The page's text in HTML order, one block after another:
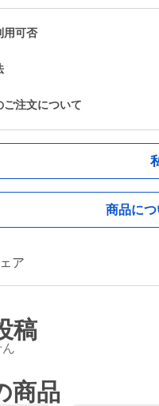
用可否
ご注文について
商品に
ア
稿
商品